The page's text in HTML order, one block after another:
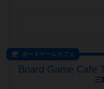
ボードゲームカフェ
三